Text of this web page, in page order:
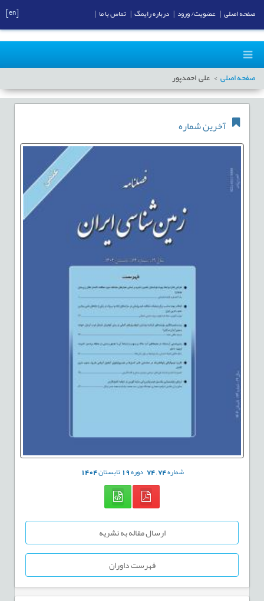
صفحه اصلی علی احمدپور
آخرین شماره
شماره74
,
74 دوره19تابستان1404
ارسال مقاله به نشریه
فهرست داوران
صفحه اصلی عضویت/ ورود درباره رایمگ تماس با ما